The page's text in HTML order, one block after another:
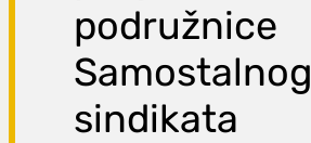
podružnice
Samostalnog
sindikata